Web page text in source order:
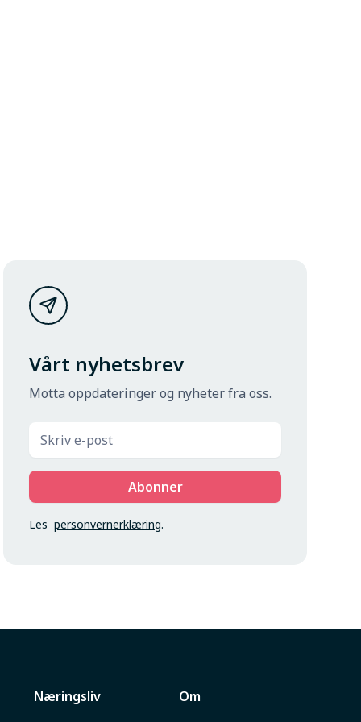
Vårt nyhetsbrev
Motta oppdateringer og nyheter fra oss.
Lespersonvernerklæring.
Næringsliv Om